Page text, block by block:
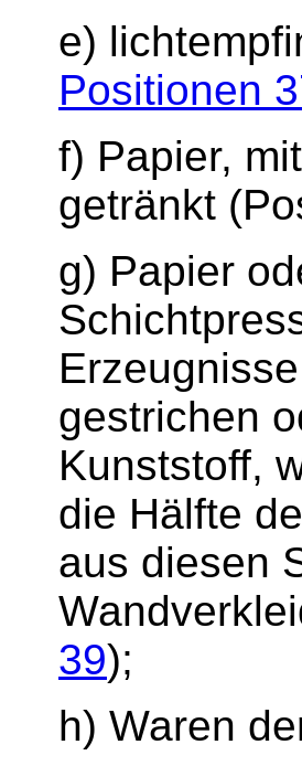
e)
Positionen
f) Papier,
getränkt
g) Papier
gestrichen
Kunststoff,
die Hälfte
aus diesen
39);
h) Waren